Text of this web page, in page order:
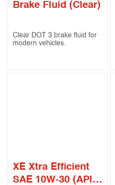
Brake Fluid (Clear)
Clear DOT 3 brake fluid for
modern vehicles.
XE Xtra Efficient
SAE 10W-30 (API